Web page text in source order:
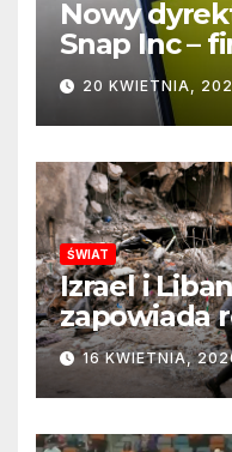
Nowy
Snap Inc –
zmianę na
stanowisku
20 KWIETNIA,
ŚWIAT
Izrael i
zapowiada
wojny wciąż
16 KWIETNIA,